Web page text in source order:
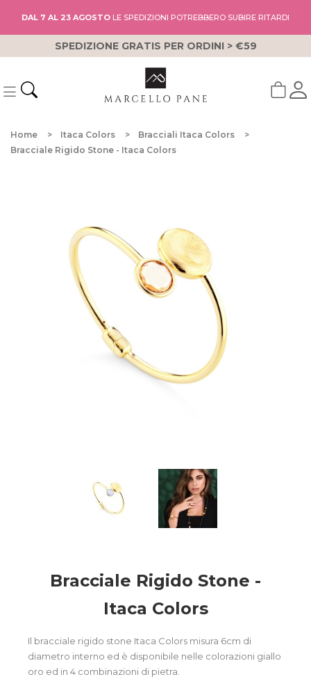
DAL 7 AL 23 AGOSTO LE SPEDIZIONI POTREBBERO SUBIRE RITARDI
SPEDIZIONE GRATIS PER ORDINI > €59
Home Itaca Colors
Bracciali Itaca Colors
Bracciale Rigido Stone - Itaca Colors
Bracciale Rigido Stone -
Itaca Colors
Il bracciale rigido stone Itaca Colors misura 6cm di
diametro interno ed è disponibile nelle colorazioni giallo
oro ed in 4 combinazioni di pietra.